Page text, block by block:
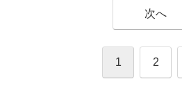
次へ
1 2